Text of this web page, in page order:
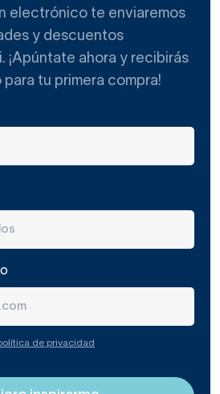
electrónico te enviaremos
y descuentos
¡Apúntate ahora y recibirás
tu primera compra!
de privacidad